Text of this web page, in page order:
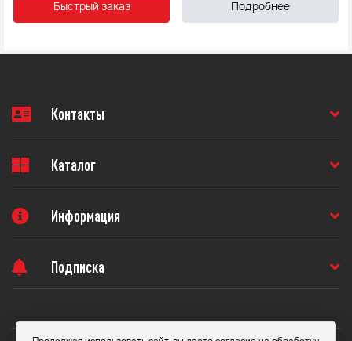
Быстрый заказ Подробнее
Контакты
Каталог
Информация
Подписка